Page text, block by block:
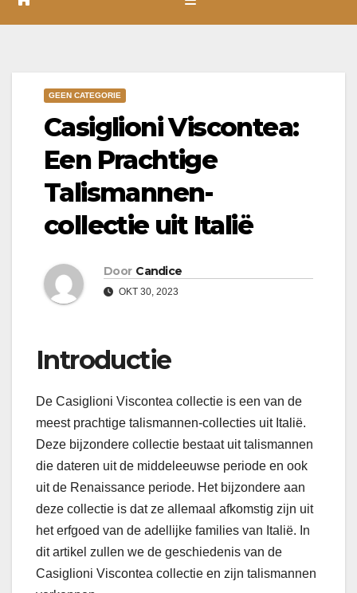
GEEN CATEGORIE
Casiglioni Viscontea:
Een Prachtige
Talismannen-
collectie uit Italië
Door Candice
OKT 30, 2023
Introductie
De Casiglioni Viscontea collectie is een van de
meest prachtige talismannen-collecties uit Italië.
Deze bijzondere collectie bestaat uit talismannen
die dateren uit de middeleeuwse periode en ook
uit de Renaissance periode. Het bijzondere aan
deze collectie is dat ze allemaal afkomstig zijn uit
het erfgoed van de adellijke families van Italië. In
dit artikel zullen we de geschiedenis van de
Casiglioni Viscontea collectie en zijn talismannen